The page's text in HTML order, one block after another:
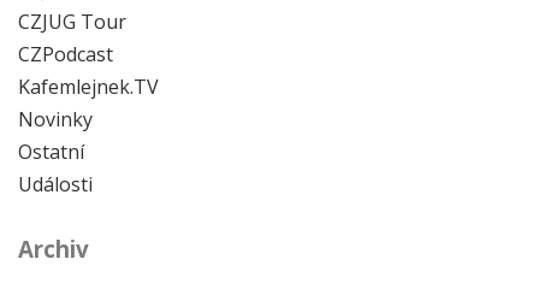
CZJUG Tour
CZPodcast
Kafemlejnek.TV
Novinky
Ostatní
Události
Archiv